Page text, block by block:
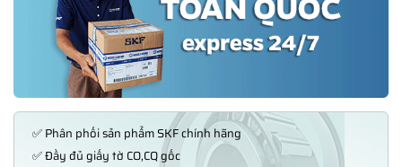
✅ Phân phối sản phẩm SKF chính hãng
✅ Đầy đủ giấy tờ CO,CQ gốc